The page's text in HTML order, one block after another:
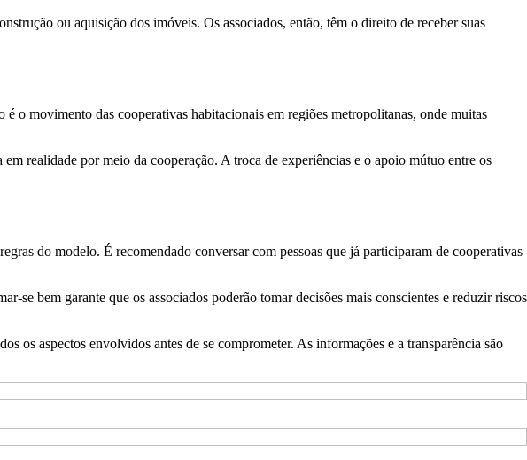
ou aquisição dos imóveis. Os associados, então, têm o direito de receber suas
o movimento das cooperativas habitacionais em regiões metropolitanas, onde muitas
realidade por meio da cooperação. A troca de experiências e o apoio mútuo entre os
do modelo. É recomendado conversar com pessoas que já participaram de cooperativas
bem garante que os associados poderão tomar decisões mais conscientes e reduzir riscos
os aspectos envolvidos antes de se comprometer. As informações e a transparência são